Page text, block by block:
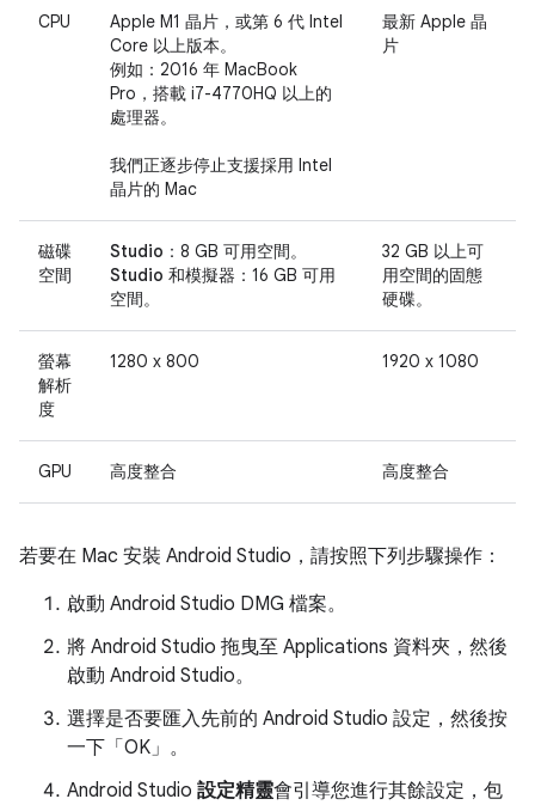
CPU
Apple M1 晶片，或第 6 代 Intel
Core 以上版本。
例如：2016 年 MacBook
Pro，搭載 i7-4770HQ 以上的
處理器。
我們正逐步停止支援採用 Intel
晶片的 Mac
最新 Apple 晶
片
磁碟
空間
Studio： 8 GB 可用空間。
Studio 和模擬器： 16 GB 可用
空間。
32 GB 以上可
用空間的固態
硬碟。
螢幕
解析
度
1280 x 800 1920 x 1080
GPU 高度整合 高度整合
若要在 Mac 安裝 Android Studio，請按照下列步驟操作：
啟動 Android Studio DMG 檔案。
將 Android Studio 拖曳至 Applications 資料夾，然後
啟動 Android Studio。
選擇是否要匯入先前的 Android Studio 設定，然後按
一下「OK」 。
Android Studio 設定精靈會引導您進行其餘設定，包